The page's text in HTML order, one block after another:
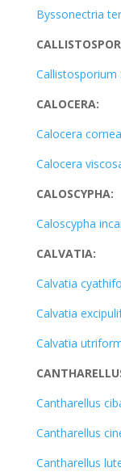
Byssonectria
CALOCERA:
Calocera cornea
Calocera
CALOSCYPHA:
Caloscypha
CALVATIA:
Calvatia
Calvatia
Calvatia
Cantharellus
Cantharellus
Cantharellus